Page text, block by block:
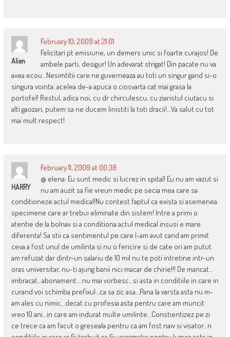
Alien
February 10, 2009 at 21:01
Felicitari pt emisiune, un demers unic si foarte curajos! De
ambele parti, desigur! Un adevarat strigat! Din pacate nu va
avea ecou…Nesimtitii care ne guverneaza au toti un singur gand si-o
singura vointa: acelea de-a apuca o ciosvarta cat mai grasa la
portofel! Restul, adica noi, cu dr chirculescu, cu ziaristul ciutacu si
alti gaozari, putem sa ne ducem linistiti la toti dracii!…Va salut cu tot
mai mult respect!
HARRY
February 11, 2009 at 00:38
@ elena: Eu sunt medic si lucrez in spital! Eu nu am vazut si
nu am auzit sa fie vreun medic pe secia mea care sa
conditioneze actul medical!Nu contest faptul ca exista si asemenea
specimene care ar trebui eliminate din sistem! Intre a primi o
atentie de la bolnav si a conditiona actul medical insusi e mare
diferenta! Sa stii ca sentimentul pe care l-am avut cand am primit
ceva a fost unul de umilinta si nu o fericire si de cate ori am putut
am refuzat dar dintr-un salariu de 10 mil nu te poti intretine intr-un
oras universitar, nu-ti ajung banii nici macar de chirie!!! De mancat…
imbracat…abonament….nu mai vorbesc…si asta in conditiile in care in
curand voi schimba prefixul…ca sa zic asa…Pana la varsta asta nu m-
am ales cu nimic…decat cu profesia asta pentru care am muncit
vreo 10 ani…in care am indurat multe umilinte…Constientizez pe zi
ce trece ca am facut o greseala pentru ca am fost naiv si visator…n